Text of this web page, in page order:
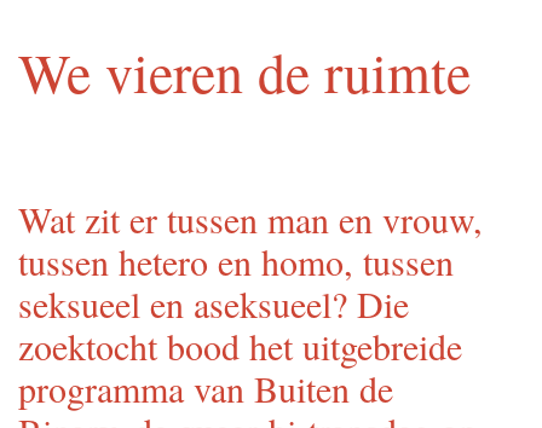
We vieren de ruimte
Wat zit er tussen man en vrouw,
tussen hetero en homo, tussen
seksueel en aseksueel? Die
zoektocht bood het uitgebreide
programma van Buiten de